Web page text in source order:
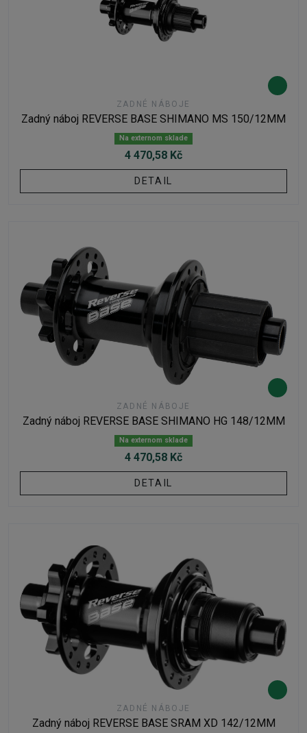
ZADNÉ NÁBOJE
Zadný náboj REVERSE BASE SHIMANO MS 150/12MM
Na externom sklade
4 470,58 Kč
DETAIL
ZADNÉ NÁBOJE
Zadný náboj REVERSE BASE SHIMANO HG 148/12MM
Na externom sklade
4 470,58 Kč
DETAIL
ZADNÉ NÁBOJE
Zadný náboj REVERSE BASE SRAM XD 142/12MM